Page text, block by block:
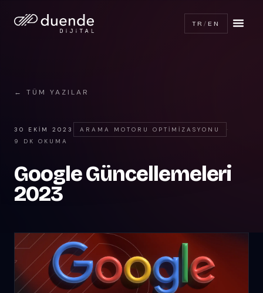
TR / EN
← TÜM YAZILAR
30 EKIM 2023 ARAMA MOTORU OPTIMIZASYONU
·
9 DK OKUMA
Google Güncellemeleri
2023